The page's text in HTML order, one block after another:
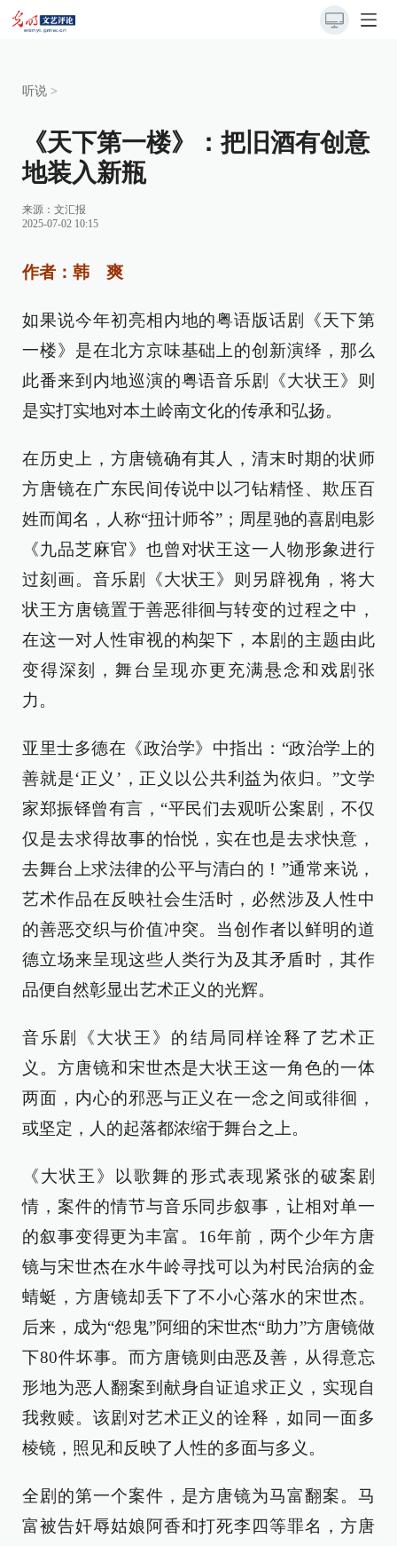
听说 >
《天下第一楼》：把旧酒有创意
地装入新瓶
来源： 文汇报
2025-07-02 10:15
作者：韩 爽
如果说今年初亮相内地的粤语版话剧《天下第
一楼》是在北方京味基础上的创新演绎，那么
此番来到内地巡演的粤语音乐剧《大状王》则
是实打实地对本土岭南文化的传承和弘扬。
在历史上，方唐镜确有其人，清末时期的状师
方唐镜在广东民间传说中以刁钻精怪、欺压百
姓而闻名，人称“扭计师爷”；周星驰的喜剧电影
《九品芝麻官》也曾对状王这一人物形象进行
过刻画。音乐剧《大状王》则另辟视角，将大
状王方唐镜置于善恶徘徊与转变的过程之中，
在这一对人性审视的构架下，本剧的主题由此
变得深刻，舞台呈现亦更充满悬念和戏剧张
力。
亚里士多德在《政治学》中指出：“政治学上的
善就是‘正义’，正义以公共利益为依归。”文学
家郑振铎曾有言，“平民们去观听公案剧，不仅
仅是去求得故事的怡悦，实在也是去求快意，
去舞台上求法律的公平与清白的！”通常来说，
艺术作品在反映社会生活时，必然涉及人性中
的善恶交织与价值冲突。当创作者以鲜明的道
德立场来呈现这些人类行为及其矛盾时，其作
品便自然彰显出艺术正义的光辉。
音乐剧《大状王》的结局同样诠释了艺术正
义。方唐镜和宋世杰是大状王这一角色的一体
两面，内心的邪恶与正义在一念之间或徘徊，
或坚定，人的起落都浓缩于舞台之上。
《大状王》以歌舞的形式表现紧张的破案剧
情，案件的情节与音乐同步叙事，让相对单一
的叙事变得更为丰富。16年前，两个少年方唐
镜与宋世杰在水牛岭寻找可以为村民治病的金
蜻蜓，方唐镜却丢下了不小心落水的宋世杰。
后来，成为“怨鬼”阿细的宋世杰“助力”方唐镜做
下80件坏事。而方唐镜则由恶及善，从得意忘
形地为恶人翻案到献身自证追求正义，实现自
我救赎。该剧对艺术正义的诠释，如同一面多
棱镜，照见和反映了人性的多面与多义。
全剧的第一个案件，是方唐镜为马富翻案。马
富被告奸辱姑娘阿香和打死李四等罪名，方唐